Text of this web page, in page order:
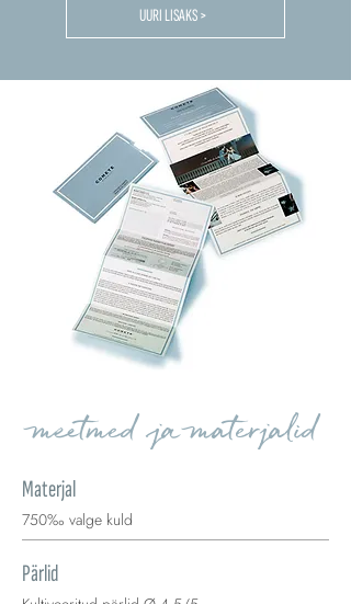
UURI LISAKS >
meetmed ja materjalid
Materjal
750‰ valge kuld
Pärlid